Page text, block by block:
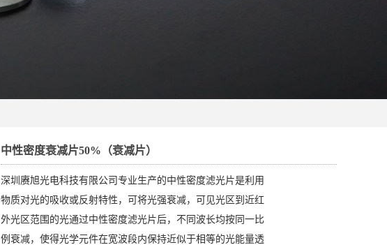
中性密度衰减片50%（衰减片）
深圳赓旭光电科技有限公司专业生产的中性密度滤光片是利用
物质对光的吸收或反射特性，可将光强衰减，可见光区到近红
外光区范围的光通过中性密度滤光片后，不同波长均按同一比
例衰减，使得光学元件在宽波段内保持近似于相等的光能量透